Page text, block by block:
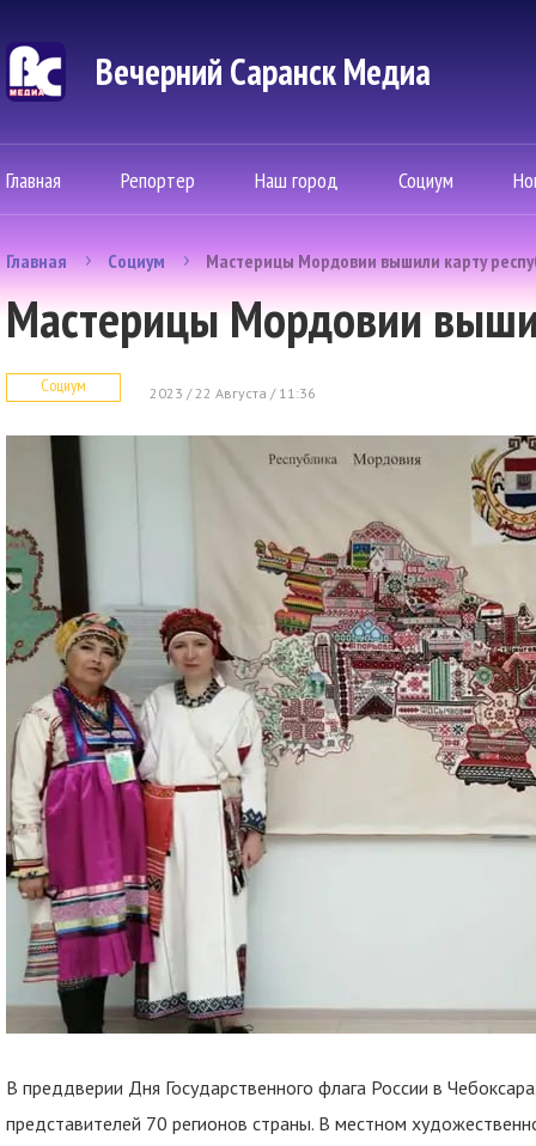
Вечерний Саранск Mедиа
Главная Репортер Наш город Социум
Главная Социум Мастерицы Мордовии вышили карту
Мастерицы Мордовии
Социум 2023 / 22 Августа / 11:36
В преддверии Дня Государственного флага России в
представителей 70 регионов страны. В местном